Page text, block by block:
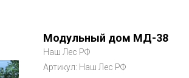
Модульный дом МД-38
Наш Лес РФ
Артикул: Наш Лес РФ